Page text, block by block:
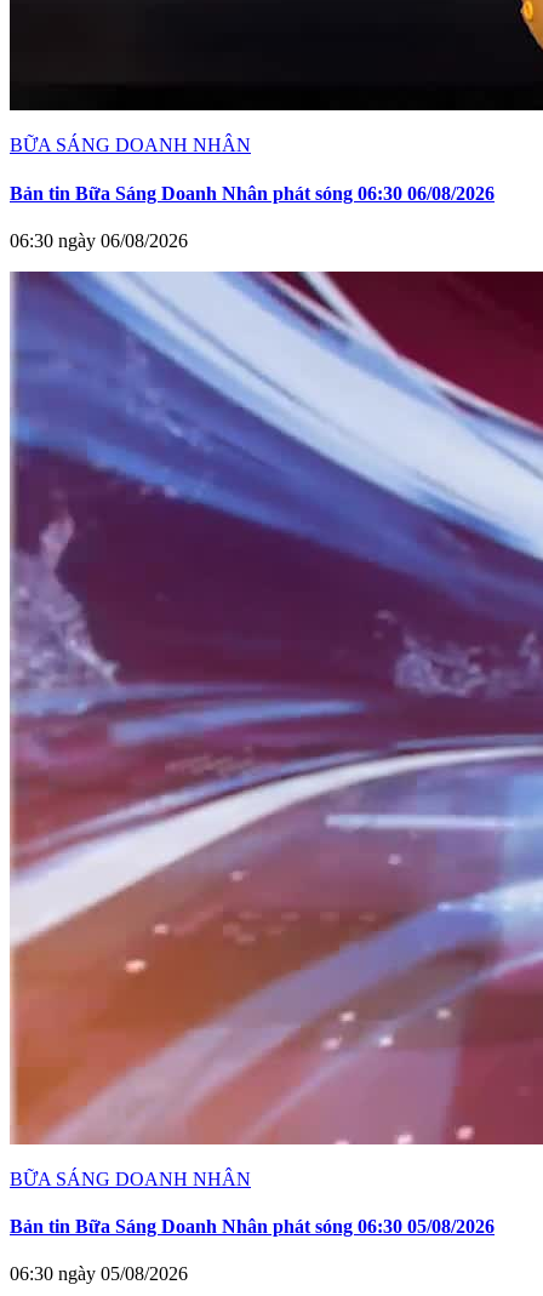
BỮA SÁNG DOANH NHÂN
Bản tin Bữa Sáng Doanh Nhân phát sóng 06:30 06/08/2026
06:30 ngày 06/08/2026
BỮA SÁNG DOANH NHÂN
Bản tin Bữa Sáng Doanh Nhân phát sóng 06:30 05/08/2026
06:30 ngày 05/08/2026